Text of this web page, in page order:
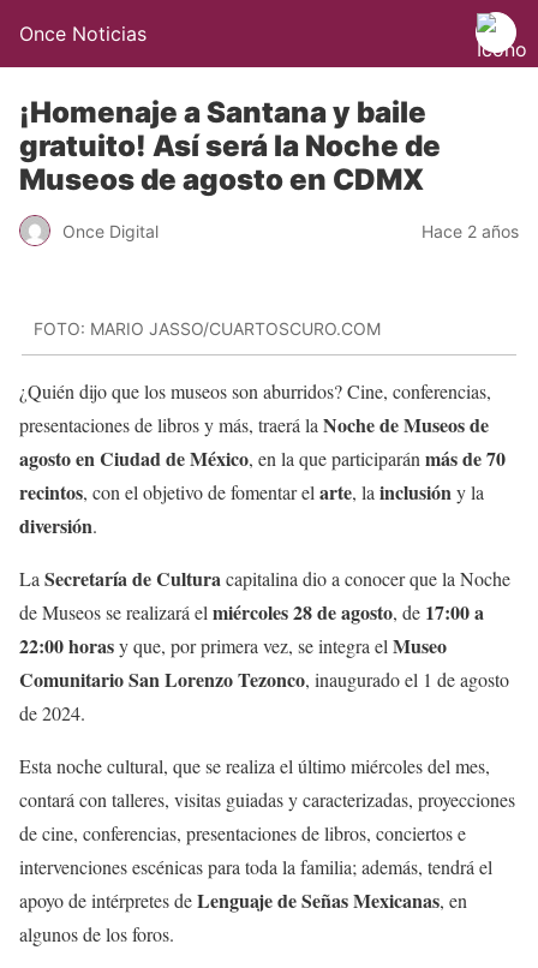
Once Noticias
¡Homenaje a Santana y baile
gratuito! Así será la Noche de
Museos de agosto en CDMX
Once Digital Hace 2 años
FOTO: MARIO JASSO/CUARTOSCURO.COM
¿Quién dijo que los museos son aburridos? Cine, conferencias,
presentaciones de libros y más, traerá la Noche de Museos de
agosto en Ciudad de México, en la que participarán más de 70
recintos, con el objetivo de fomentar el arte, la inclusióny la
diversión.
La Secretaría de Culturacapitalina dio a conocer que la Noche
de Museos se realizará el miércoles 28 de agosto, de 17:00 a
22:00 horasy que, por primera vez, se integra el Museo
Comunitario San Lorenzo Tezonco, inaugurado el 1 de agosto
de 2024.
Esta noche cultural, que se realiza el último miércoles del mes,
contará con talleres, visitas guiadas y caracterizadas, proyecciones
de cine, conferencias, presentaciones de libros, conciertos e
intervenciones escénicas para toda la familia; además, tendrá el
apoyo de intérpretes deLenguaje de Señas Mexicanas, en
algunos de los foros.